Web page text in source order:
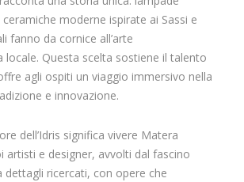
moderne ispirate ai Sassi e
fanno da cornice all’arte
locale. Questa scelta sostiene il talento
agli ospiti un viaggio immersivo nella
e innovazione.
dell’Idris significa vivere Matera
artisti e designer, avvolti dal fascino
dettagli ricercati, con opere che